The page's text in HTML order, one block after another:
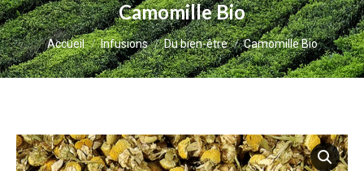
Camomille Bio
Vous êtes ici :
Accueil Infusions Du bien-être Camomille Bio